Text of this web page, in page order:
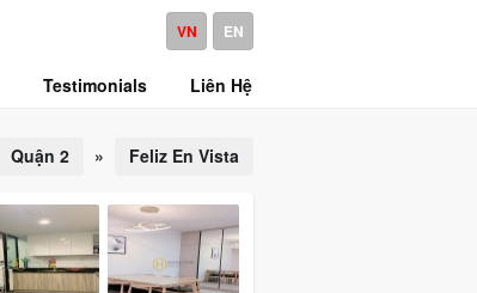
VN EN
Testimonials Liên Hệ
Quận 2 » Feliz En Vista